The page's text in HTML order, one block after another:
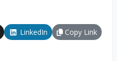
LinkedIn Copy Link